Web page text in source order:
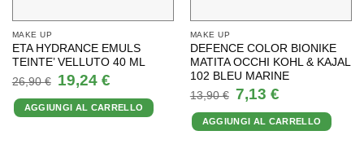
MAKE UP
ETA HYDRANCE EMULS
TEINTE’ VELLUTO 40 ML
26,90€
Il
prezzo
originale
era:
26,90 €.
19,24 €Il
prezzo
attuale
è:
19,24 €.
AGGIUNGI AL CARRELLO
MAKE UP
DEFENCE COLOR BIONIKE
MATITA OCCHI KOHL & KAJAL
102 BLEU MARINE
13,90€ Il
prezzo
originale
era:
13,90 €.
7,13 €Il
prezzo
attuale
è:
7,13 €.
AGGIUNGI AL CARRELLO